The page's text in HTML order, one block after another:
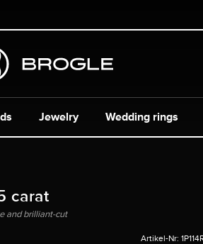
Jewelry Wedding rings
carat
and brilliant-cut
Artikel-Nr: